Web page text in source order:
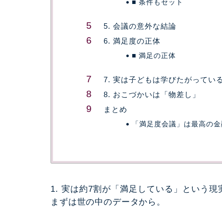
■ 条件もセット
5. 会議の意外な結論
6. 満足度の正体
■ 満足の正体
7. 実は子どもは学びたがっている
8. おこづかいは「物差し」
まとめ
「満足度会議」は最高の
1. 実は約7割が「満足している」という現
まずは世の中のデータから。